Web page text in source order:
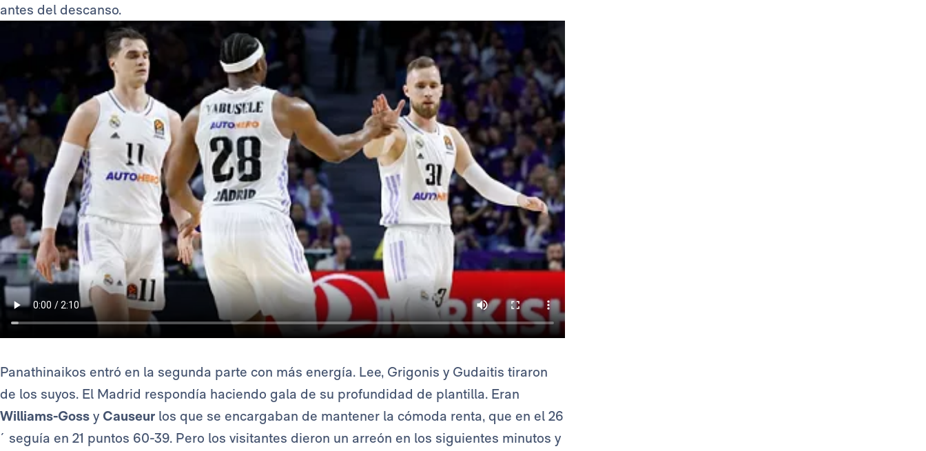
antes del descanso.
Panathinaikos entró en la segunda parte con más energía. Lee, Grigonis y Gudaitis tiraron
de los suyos. El Madrid respondía haciendo gala de su profundidad de plantilla. Eran
Williams-Goss y Causeur los que se encargaban de mantener la cómoda renta, que en el 26
´ seguía en 21 puntos 60-39. Pero los visitantes dieron un arreón en los siguientes minutos y